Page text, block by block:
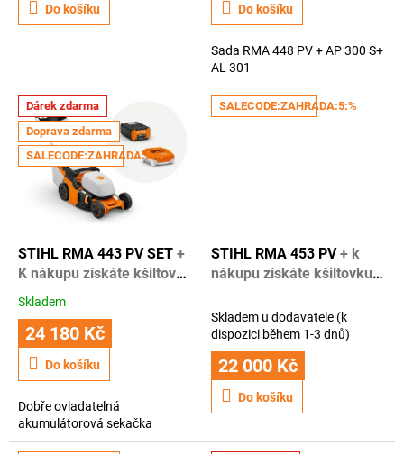
z
Do košíku
z
5
hvězdiček.
Do košíku
Sada RMA 448 PV + AP 300 S+
AL 301
Dárek zdarma
Doprava zdarma
SALECODE:ZAHRADA:5:%
STIHL RMA 443 PV SET +
K nákupu získáte kšiltovku
STihl + rok záruky navíc
Průměrné
hodnocení
produktu
3,5
5
hvězdiček.
Skladem
24 180 Kč
Do košíku
Dobře ovladatelná
akumulátorová sekačka
SALECODE:ZAHRADA:5:%
STIHL RMA 453 PV+ k
nákupu získáte kšiltovku
Skladem u dodavatele (k
dispozici během 1-3 dnů)
22 000 Kč
Do košíku